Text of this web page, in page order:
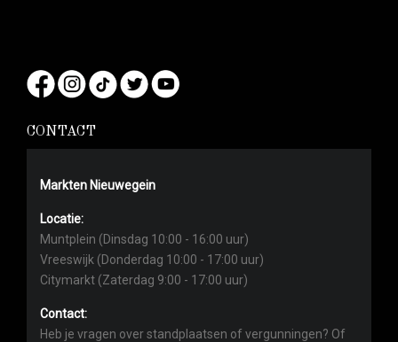
CONTACT
Markten Nieuwegein
Locatie:
Muntplein (Dinsdag 10:00 - 16:00 uur)
Vreeswijk (Donderdag 10:00 - 17:00 uur)
Citymarkt (Zaterdag 9:00 - 17:00 uur)
Contact:
Heb je vragen over standplaatsen of vergunningen? Of